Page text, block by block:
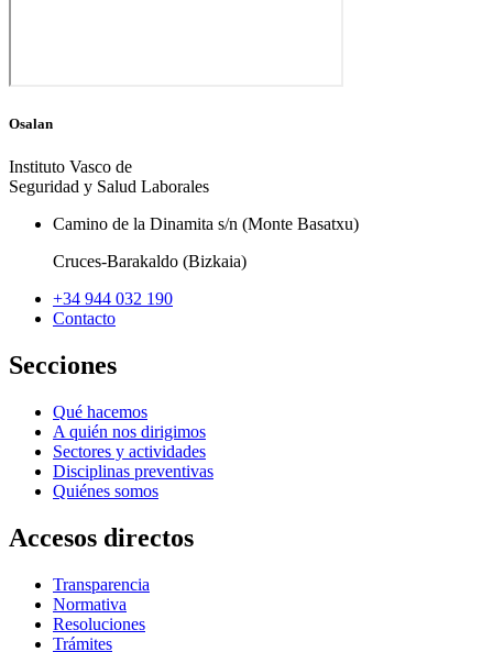
Osalan
Instituto Vasco de
Seguridad y Salud Laborales
Camino de la Dinamita s/n (Monte Basatxu)
Cruces-Barakaldo (Bizkaia)
+34 944 032 190
Contacto
Secciones
Qué hacemos
A quién nos dirigimos
Sectores y actividades
Disciplinas preventivas
Quiénes somos
Accesos directos
Transparencia
Normativa
Resoluciones
Trámites